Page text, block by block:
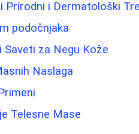
Prirodni i Dermatološki
podočnjaka
za Negu Kože
Naslaga
Telesne Mase